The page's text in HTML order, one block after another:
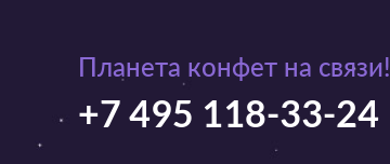
Планета конфет на связи!
+7 495 118-33-24